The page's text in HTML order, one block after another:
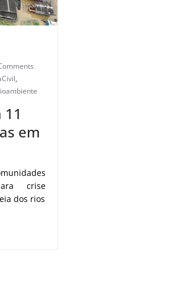
,
em
crise
dos rios